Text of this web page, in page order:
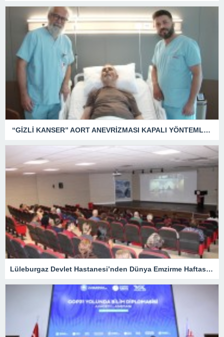
“GİZLİ KANSER” AORT ANEVRİZMASI KAPALI YÖNTEMLE TEDAVİ EDİLDİ
Lüleburgaz Devlet Hastanesi’nden Dünya Emzirme Haftası Katılımı